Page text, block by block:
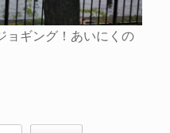
ョギング！あいにくの